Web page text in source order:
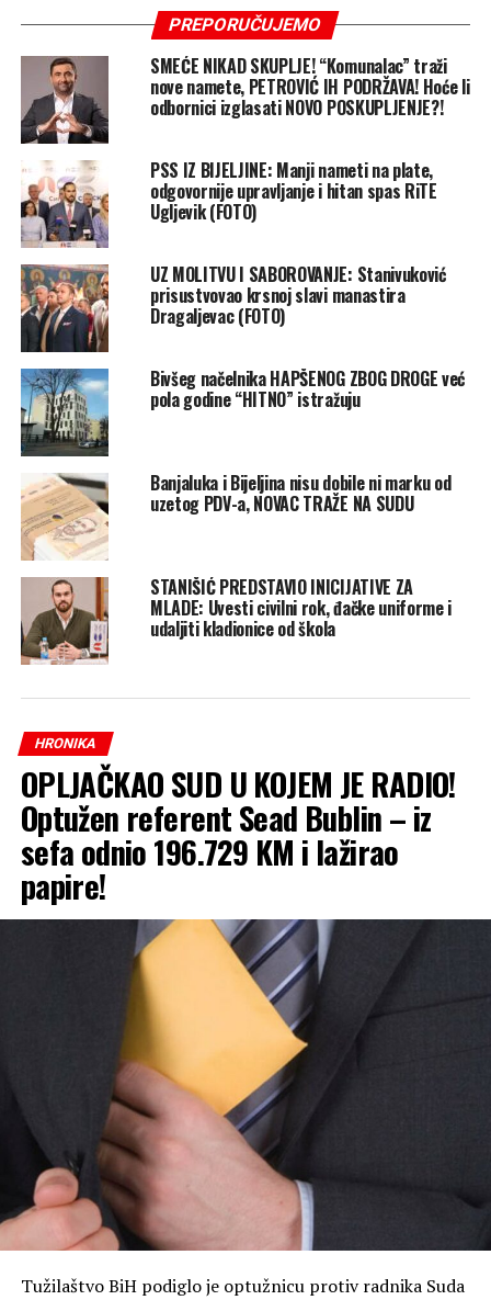
PREPORUČUJEMO
SMEĆE NIKAD SKUPLJE! “Komunalac” traži
nove namete, PETROVIĆ IH PODRŽAVA! Hoće li
odbornici izglasati NOVO POSKUPLJENJE?!
PSS IZ BIJELJINE: Manji nameti na plate,
odgovornije upravljanje i hitan spas RiTE
Ugljevik (FOTO)
UZ MOLITVU I SABOROVANJE: Stanivuković
prisustvovao krsnoj slavi manastira
Dragaljevac (FOTO)
Bivšeg načelnika HAPŠENOG ZBOG DROGE već
pola godine “HITNO” istražuju
Banjaluka i Bijeljina nisu dobile ni marku od
uzetog PDV-a, NOVAC TRAŽE NA SUDU
STANIŠIĆ PREDSTAVIO INICIJATIVE ZA
MLADE: Uvesti civilni rok, đačke uniforme i
udaljiti kladionice od škola
HRONIKA
OPLJAČKAO SUD U KOJEM JE RADIO!
Optužen referent Sead Bublin – iz
sefa odnio 196.729 KM i lažirao
papire!
Tužilaštvo BiH podiglo je optužnicu protiv radnika Suda